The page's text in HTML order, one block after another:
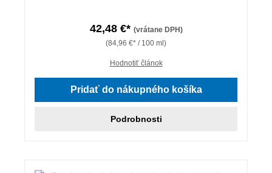
42,48 €* (vrátane DPH)
(84,96 €* / 100 ml)
Hodnotiť článok
Pridať do nákupného košíka
Podrobnosti